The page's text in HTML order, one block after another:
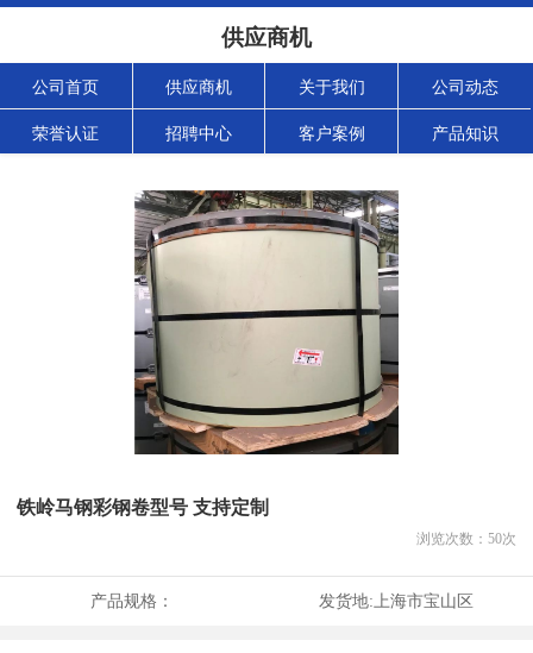
供应商机
公司首页 供应商机 关于我们 公司动态
荣誉认证 招聘中心 客户案例 产品知识
铁岭马钢彩钢卷型号 支持定制
浏览次数： 50次
产品规格： 发货地: 上海市宝山区